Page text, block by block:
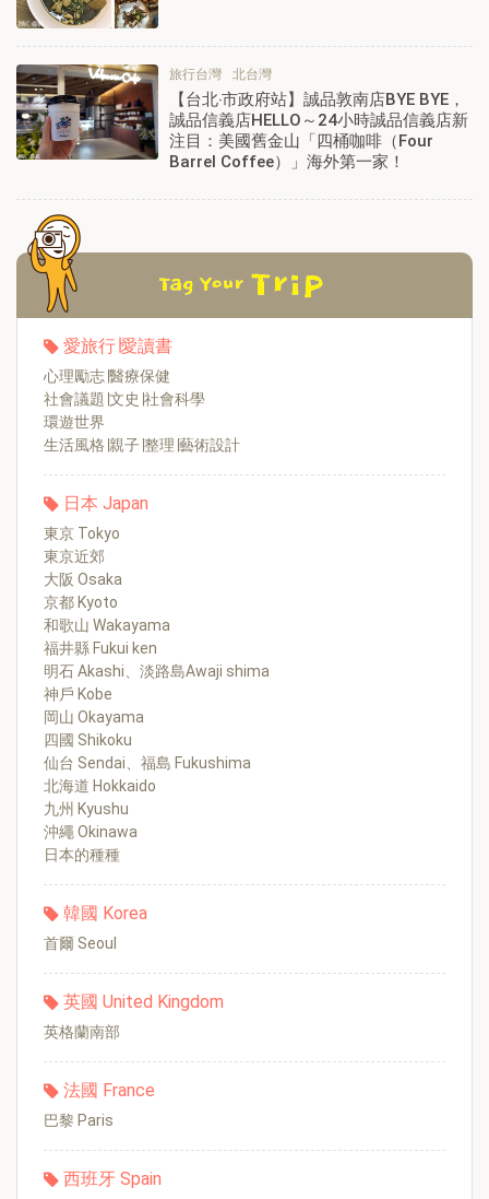
旅行台灣 北台灣
【台北‧市政府站】誠品敦南店BYE BYE，
誠品信義店HELLO～24小時誠品信義店新
注目：美國舊金山「四桶咖啡（Four
Barrel Coffee）」海外第一家！
愛旅行∣愛讀書
心理勵志∣醫療保健
社會議題∣文史∣社會科學
環遊世界
生活風格∣親子∣整理∣藝術設計
日本 Japan
東京 Tokyo
東京近郊
大阪 Osaka
京都 Kyoto
和歌山 Wakayama
福井縣 Fukui ken
明石 Akashi、淡路島Awaji shima
神戶 Kobe
岡山 Okayama
四國 Shikoku
仙台 Sendai、福島 Fukushima
北海道 Hokkaido
九州 Kyushu
沖繩 Okinawa
日本的種種
韓國 Korea
首爾 Seoul
英國 United Kingdom
英格蘭南部
法國 France
巴黎 Paris
西班牙 Spain